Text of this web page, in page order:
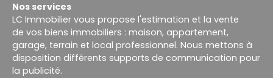
Nos services
LC Immobilier vous propose l'estimation et la vente
de vos biens immobiliers : maison, appartement,
garage, terrain et local professionnel. Nous mettons à
disposition différents supports de communication pour
la publicité.